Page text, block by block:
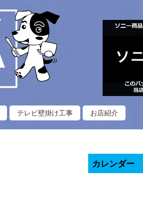
テレビ壁掛け工事 お店紹介
カレンダー